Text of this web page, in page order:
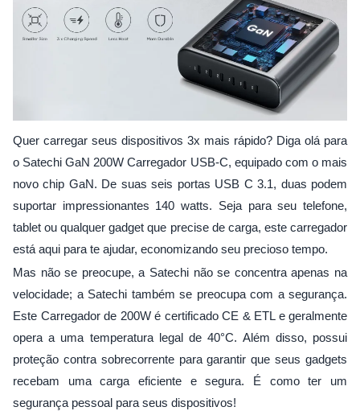
Quer carregar seus dispositivos 3x mais rápido? Diga olá para
o Satechi GaN 200W Carregador USB-C, equipado com o mais
novo chip GaN. De suas seis portas USB C 3.1, duas podem
suportar impressionantes 140 watts. Seja para seu telefone,
tablet ou qualquer gadget que precise de carga, este carregador
está aqui para te ajudar, economizando seu precioso tempo.
Mas não se preocupe, a Satechi não se concentra apenas na
velocidade; a Satechi também se preocupa com a segurança.
Este Carregador de 200W é certificado CE & ETL e geralmente
opera a uma temperatura legal de 40°C. Além disso, possui
proteção contra sobrecorrente para garantir que seus gadgets
recebam uma carga eficiente e segura. É como ter um
segurança pessoal para seus dispositivos!